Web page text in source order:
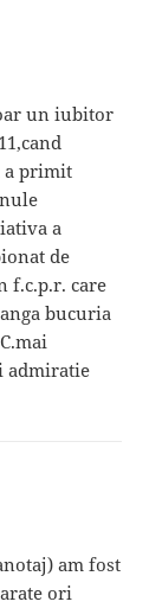
un iubitor
a primit
a
de
f.c.p.r. care
bucuria
admiratie
am fost
ori